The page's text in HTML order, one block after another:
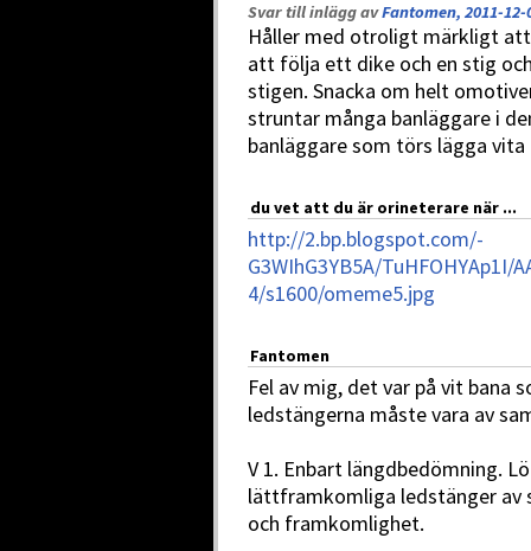
Svar till inlägg avFantomen, 2011-12-
Håller med otroligt märkligt
att följa ett dike och en stig
stigen. Snacka om helt
struntar många banläggare i
banläggare som törs lägga
du vet att du är orineterare när ...
http://2.bp.blogspot.com/-
G3WIhG3YB5A/TuHFOHYAp1I/
4/s1600/omeme5.jpg
Fantomen
Fel av mig, det var på vit bana
ledstängerna måste vara av
V 1. Enbart längdbedömning.
lättframkomliga ledstänger av
och framkomlighet.